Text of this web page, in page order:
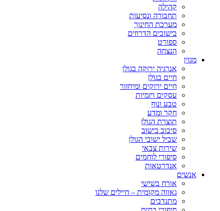
קהילה
תחבורה ונסיעות
מערכת החינוך
בישובים הדרוזים
ספורט
הנצחה
מגזין
אנרגיה ירוקה בגולן
חיים בגולן
חיים ירוקים ומיחזור
עסקים ויזמיות
טבע ונוף
חקר ומדע
תוצרת הגולן
סיבוב בישוב
שביל ישובי הגולן
שירות צבאי
סיפורי לוחמים
אנדרטאות
אנשים
אורח בשישי
גאווה מקומית – חיילים שלנו
מתנדבים